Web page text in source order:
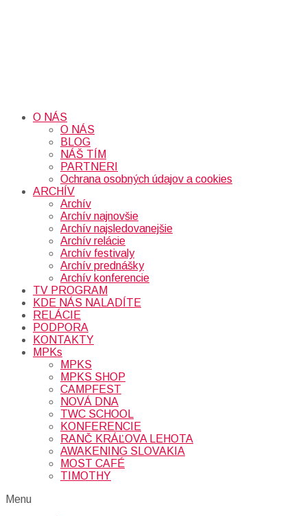
O NÁS
O NÁS
BLOG
NÁŠ TÍM
PARTNERI
Ochrana osobných údajov a cookies
ARCHÍV
Archív
Archív najnovšie
Archív najsledovanejšie
Archív relácie
Archív festivaly
Archív prednášky
Archív konferencie
TV PROGRAM
KDE NÁS NALADÍTE
RELÁCIE
PODPORA
KONTAKTY
MPKs
MPKS
MPKS SHOP
CAMPFEST
NOVÁ DNA
TWC SCHOOL
KONFERENCIE
RANČ KRÁĽOVA LEHOTA
AWAKENING SLOVAKIA
MOST CAFÉ
TIMOTHY
Menu